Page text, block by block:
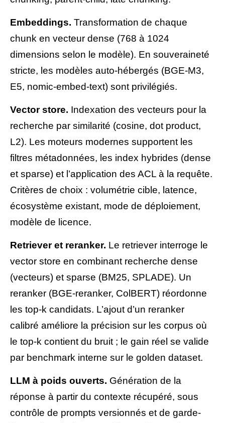
Embeddings. Transformation de chaque
chunk en vecteur dense (768 à 1024
dimensions selon le modèle). En souveraineté
stricte, les modèles auto-hébergés (BGE-M3,
E5, nomic-embed-text) sont privilégiés.
Vector store. Indexation des vecteurs pour la
recherche par similarité (cosine, dot product,
L2). Les moteurs modernes supportent les
filtres métadonnées, les index hybrides (dense
et sparse) et l’application des ACL à la requête.
Critères de choix : volumétrie cible, latence,
écosystème existant, mode de déploiement,
modèle de licence.
Retriever et reranker. Le retriever interroge le
vector store en combinant recherche dense
(vecteurs) et sparse (BM25, SPLADE). Un
reranker (BGE-reranker, ColBERT) réordonne
les top-k candidats. L’ajout d’un reranker
calibré améliore la précision sur les corpus où
le top-k contient du bruit ; le gain réel se valide
par benchmark interne sur le golden dataset.
LLM à poids ouverts. Génération de la
réponse à partir du contexte récupéré, sous
contrôle de prompts versionnés et de garde-